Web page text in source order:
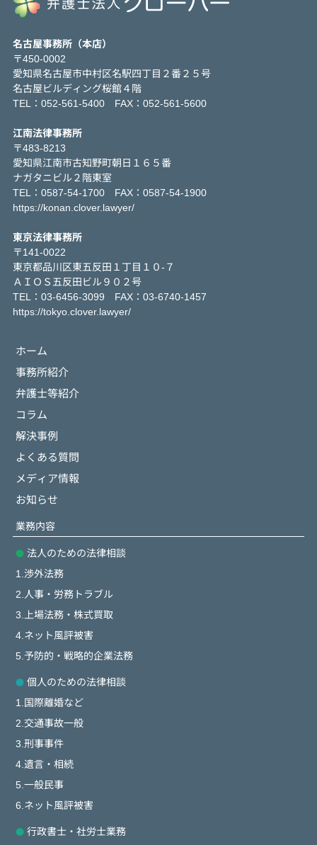
名古屋事務所（本店）
〒450-0002
愛知県名古屋市中村区名駅四丁目２番２５号
名古屋ビルディング桜館４階
TEL：052-561-5400 FAX：052-561-5600
江南法律事務所
〒483-8213
愛知県江南市古知野町朝日１６５番
ナガタニビル２階東室
TEL：0587-54-1700 FAX：0587-54-1900
https://konan.clover.lawyer/
東京法律事務所
〒141-0022
東京都品川区東五反田１丁目１０-７
ＡＩＯＳ五反田ビル９０２号
TEL：03-6456-3099 FAX：03-6740-1457
https://tokyo.clover.lawyer/
ホーム
事務所紹介
弁護士等紹介
コラム
解決事例
よくある質問
メディア情報
お知らせ
業務内容
法人のための法律相談
1.渉外法務
2.人事・労務トラブル
3.上場法務・株式買取
4.ネット風評被害
5.予防的・戦略的企業法務
個人のための法律相談
1.国際離婚など
2.交通事故一般
3.刑事事件
4.遺言・相続
5.一般民事
6.ネット風評被害
行政書士・社労士業務